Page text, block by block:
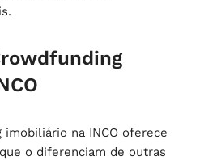
na INCO oferece
o diferenciam de outras